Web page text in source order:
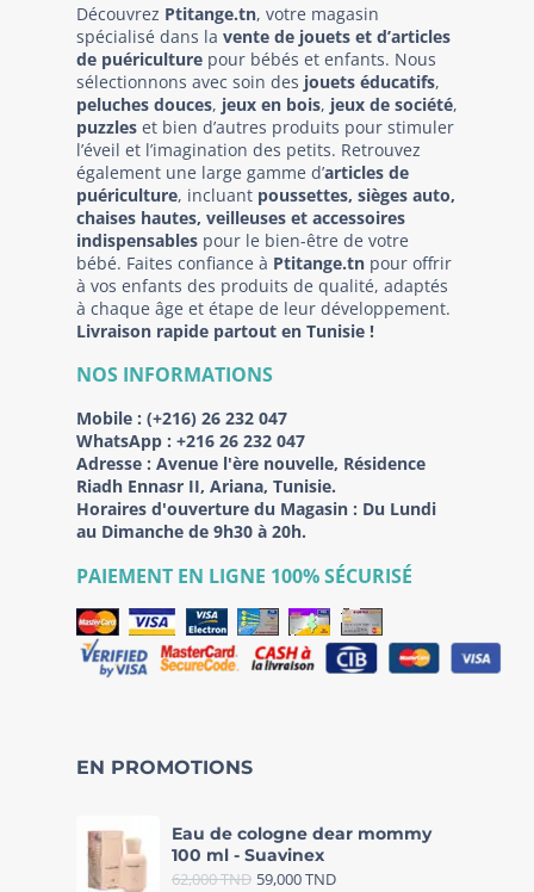
Découvrez Ptitange.tn, votre magasin
spécialisé dans la vente de jouets et d’articles
de puériculture pour bébés et enfants. Nous
sélectionnons avec soin des jouets éducatifs,
peluches douces, jeux en bois, jeux de société,
puzzles et bien d’autres produits pour stimuler
l’éveil et l’imagination des petits. Retrouvez
également une large gamme d’articles de
puériculture, incluant poussettes, sièges auto,
chaises hautes, veilleuses et accessoires
indispensables pour le bien-être de votre
bébé. Faites confiance à Ptitange.tn pour offrir
à vos enfants des produits de qualité, adaptés
à chaque âge et étape de leur développement.
Livraison rapide partout en Tunisie !
NOS INFORMATIONS
Mobile : (+216) 26 232 047
WhatsApp : +216 26 232 047
Adresse : Avenue l'ère nouvelle, Résidence
Riadh Ennasr II, Ariana, Tunisie.
Horaires d'ouverture du Magasin : Du Lundi
au Dimanche de 9h30 à 20h.
PAIEMENT EN LIGNE 100% SÉCURISÉ
EN PROMOTIONS
Eau de cologne dear mommy
100 ml - Suavinex
62,000TND 59,000TND